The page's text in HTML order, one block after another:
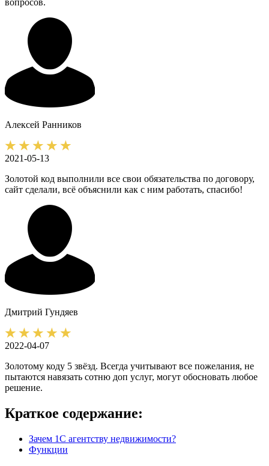
вопросов.
Алексей Ранников
2021-05-13
Золотой код выполнили все свои обязательства по договору,
сайт сделали, всё объяснили как с ним работать, спасибо!
Дмитрий Гундяев
2022-04-07
Золотому коду 5 звёзд. Всегда учитывают все пожелания, не
пытаются навязать сотню доп услуг, могут обосновать любое
решение.
Краткое содержание:
Зачем 1С агентству недвижимости?
Функции